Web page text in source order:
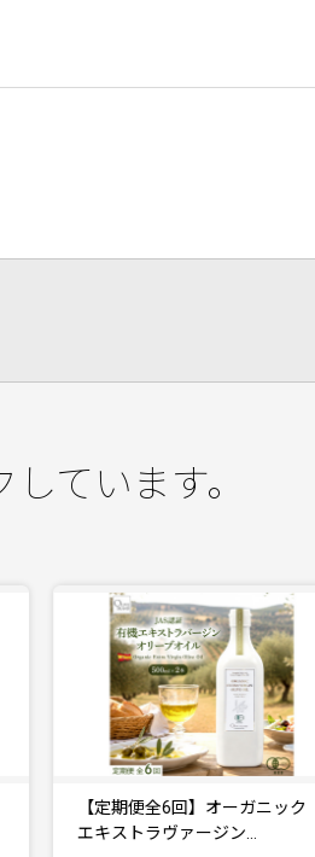
ています。
オーガニック エキストラヴァ
ージンオリーブオイル …